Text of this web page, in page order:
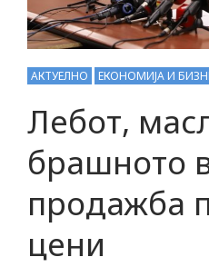
АКТУЕЛНО ЕКОНОМИЈА И
Лебот,
брашното
продажба
цени